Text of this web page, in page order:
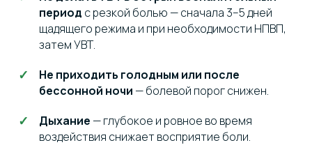
период с резкой болью — сначала 3–5 дней
щадящего режима и при необходимости НПВП,
затем УВТ.
Не приходить голодным или после
бессонной ночи — болевой порог снижен.
Дыхание — глубокое и ровное во время
воздействия снижает восприятие боли.